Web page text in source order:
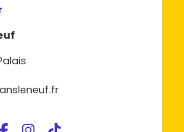
? Parcours les
, surfaces, budget et prestations,
en temps réel. Tu pourras
qu'il s'agisse d'un T2
d'un T4 familial avec terrasse